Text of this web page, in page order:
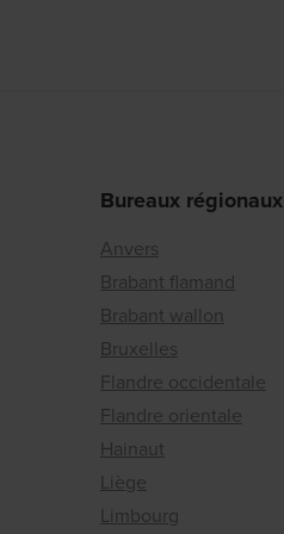
Bureaux régionaux
Anvers
Brabant flamand
Brabant wallon
Bruxelles
Flandre occidentale
Flandre orientale
Hainaut
Liège
Limbourg